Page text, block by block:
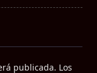
publicada. Los